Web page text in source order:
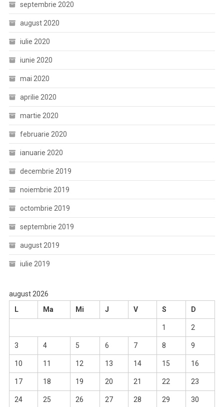
septembrie 2020
august 2020
iulie 2020
iunie 2020
mai 2020
aprilie 2020
martie 2020
februarie 2020
ianuarie 2020
decembrie 2019
noiembrie 2019
octombrie 2019
septembrie 2019
august 2019
iulie 2019
august 2026
L
Ma Mi J V S D
1 2
3 4 5 6 7 8 9
10 11 12 13 14 15 16
17 18 19 20 21 22 23
24 25 26 27 28 29 30